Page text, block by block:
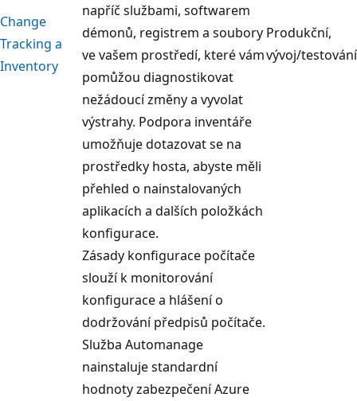
Change
Tracking a
Inventory
napříč službami, softwarem
démonů, registrem a soubory
ve vašem prostředí, které vám
pomůžou diagnostikovat
nežádoucí změny a vyvolat
výstrahy. Podpora inventáře
umožňuje dotazovat se na
prostředky hosta, abyste měli
přehled o nainstalovaných
aplikacích a dalších položkách
konfigurace.
Produkční,
vývoj/testování
Zásady konfigurace počítače
slouží k monitorování
konfigurace a hlášení o
dodržování předpisů počítače.
Služba Automanage
nainstaluje standardní
hodnoty zabezpečení Azure